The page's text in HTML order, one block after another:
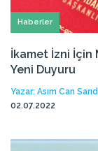
Haberler
İkamet İzni İçin
Yeni Duyuru
Yazar: Asım Can
02.07.2022